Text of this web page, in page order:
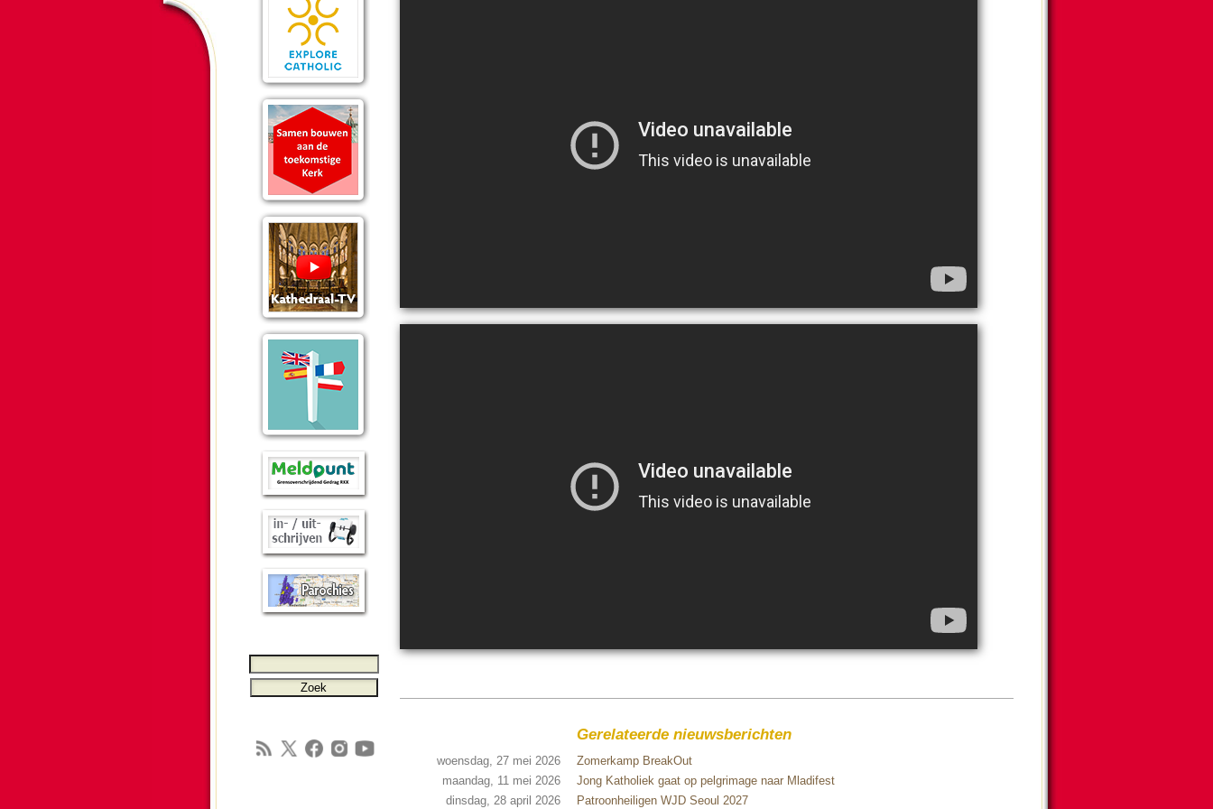
Gerelateerde nieuwsberichten
woensdag, 27 mei 2026
Zomerkamp BreakOut
maandag, 11 mei 2026
Jong Katholiek gaat op pelgrimage naar Mladifest
dinsdag, 28 april 2026
Patroonheiligen WJD Seoul 2027